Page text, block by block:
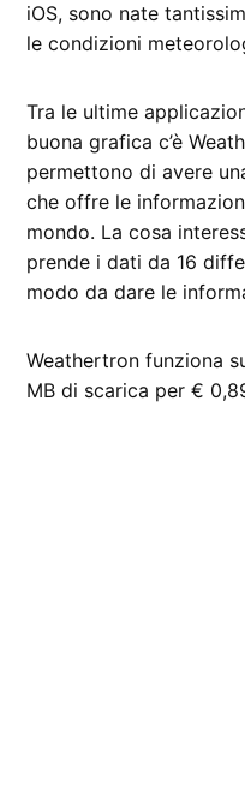
iOS, sono nate
le condizioni
Tra le ultime
buona grafica c’è
permettono di avere
che offre le
mondo. La cosa
prende i dati da 16
modo da dare le
Weathertron funziona
MB di scarica per €